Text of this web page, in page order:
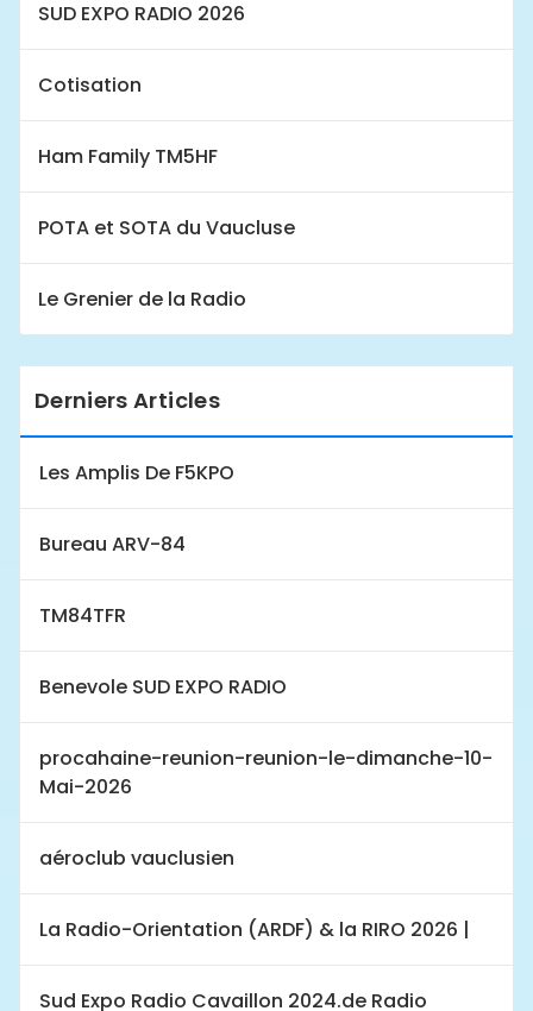
SUD EXPO RADIO 2026
Cotisation
Ham Family TM5HF
POTA et SOTA du Vaucluse
Le Grenier de la Radio
Derniers Articles
Les Amplis De F5KPO
Bureau ARV-84
TM84TFR
Benevole SUD EXPO RADIO
procahaine-reunion-reunion-le-dimanche-10-
Mai-2026
aéroclub vauclusien
La Radio-Orientation (ARDF) & la RIRO 2026 |
Sud Expo Radio Cavaillon 2024.de Radio